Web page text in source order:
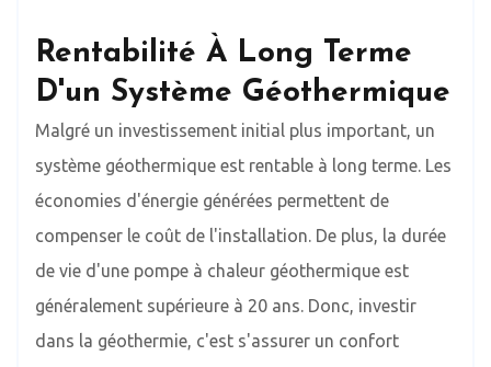
Rentabilité À Long Terme
D'un Système Géothermique
Malgré un investissement initial plus important, un
système géothermique est rentable à long terme. Les
économies d'énergie générées permettent de
compenser le coût de l'installation. De plus, la durée
de vie d'une pompe à chaleur géothermique est
généralement supérieure à 20 ans. Donc, investir
dans la géothermie, c'est s'assurer un confort